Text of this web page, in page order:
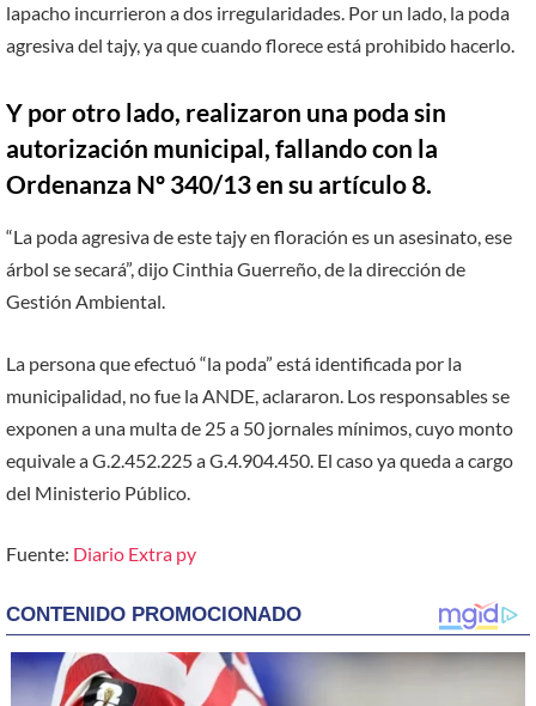
lapacho incurrieron a dos irregularidades. Por un lado, la poda
agresiva del tajy, ya que cuando florece está prohibido hacerlo.
Y por otro lado, realizaron una poda sin
autorización municipal, fallando con la
Ordenanza Nº 340/13 en su artículo 8.
“La poda agresiva de este tajy en floración es un asesinato, ese
árbol se secará”, dijo Cinthia Guerreño, de la dirección de
Gestión Ambiental.
La persona que efectuó “la poda” está identificada por la
municipalidad, no fue la ANDE, aclararon. Los responsables se
exponen a una multa de 25 a 50 jornales mínimos, cuyo monto
equivale a G.2.452.225 a G.4.904.450. El caso ya queda a cargo
del Ministerio Público.
Fuente: Diario Extra py